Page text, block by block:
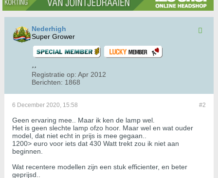
Nederhigh
Super Grower
Registratie op: Apr 2012
Berichten: 1868
#2
6 December 2020, 15:58
Geen ervaring mee.. Maar ik ken de lamp wel.
Het is geen slechte lamp ofzo hoor. Maar wel en wat ouder
model, dat niet echt in prijs is mee gegaan..
1200> euro voor iets dat 430 Watt trekt zou ik niet aan
beginnen.
Wat recentere modellen zijn een stuk efficienter, en beter
geprijsd..